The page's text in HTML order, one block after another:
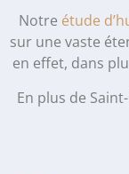
Notre étude
sur une vaste
en effet, dans
En plus de